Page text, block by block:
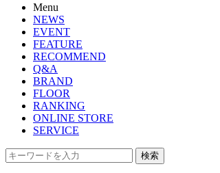
Menu
NEWS
EVENT
FEATURE
RECOMMEND
Q&A
BRAND
FLOOR
RANKING
ONLINE STORE
SERVICE
検索